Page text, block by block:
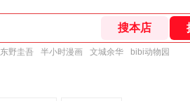
东野圭吾 半小时漫画 文城余华 bibi动物园